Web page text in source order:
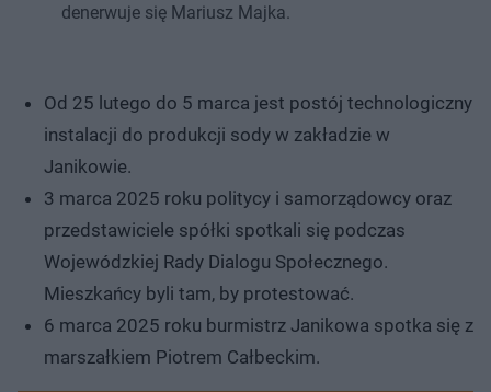
denerwuje się Mariusz Majka.
Od 25 lutego do 5 marca jest postój technologiczny
instalacji do produkcji sody w zakładzie w
Janikowie.
3 marca 2025 roku politycy i samorządowcy oraz
przedstawiciele spółki spotkali się podczas
Wojewódzkiej Rady Dialogu Społecznego.
Mieszkańcy byli tam, by protestować.
6 marca 2025 roku burmistrz Janikowa spotka się z
marszałkiem Piotrem Całbeckim.